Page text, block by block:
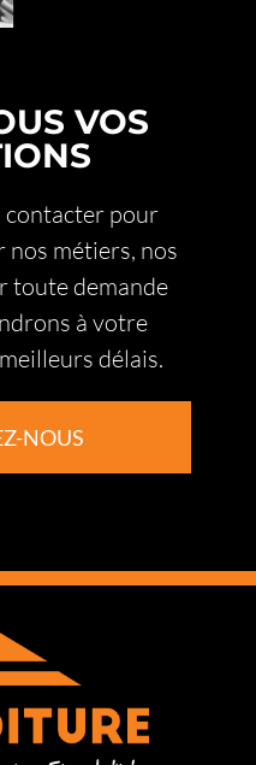
VOS
contacter pour
métiers, nos
toute demande
à votre
délais.
NOUS